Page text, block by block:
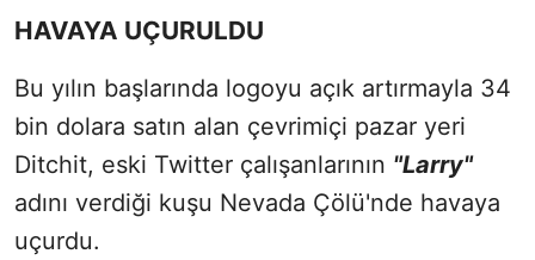
HAVAYA UÇURULDU
Bu yılın başlarında logoyu açık artırmayla 34
bin dolara satın alan çevrimiçi pazar yeri
Ditchit, eski Twitter çalışanlarının "Larry"
adını verdiği kuşu Nevada Çölü'nde havaya
uçurdu.